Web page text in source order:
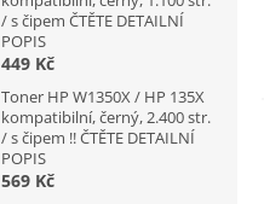
/ s čipem ČTĚTE DETAILNÍ
POPIS
449 Kč
Toner HP W1350X / HP 135X
kompatibilní, černý, 2.400 str.
/ s čipem !! ČTĚTE DETAILNÍ
POPIS
569 Kč